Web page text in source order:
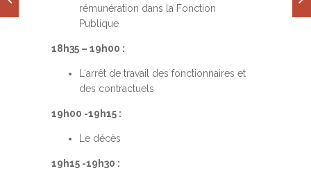
rémunération dans la Fonction
Publique
18h35 – 19h00 :
L‘arrêt de travail des fonctionnaires et
des contractuels
19h00 -19h15 :
Le décès
19h15 -19h30 :